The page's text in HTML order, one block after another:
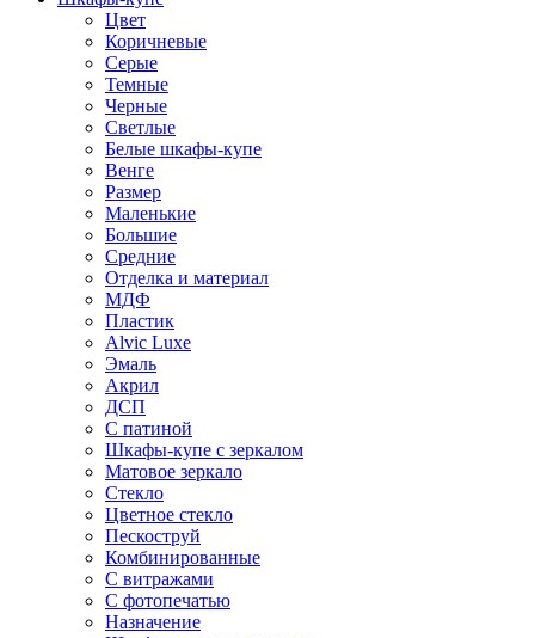
Цвет
Коричневые
Серые
Темные
Черные
Светлые
Белые шкафы-купе
Венге
Размер
Маленькие
Большие
Средние
Отделка и материал
МДФ
Пластик
Alvic Luxe
Эмаль
Акрил
ДСП
С патиной
Шкафы-купе с зеркалом
Матовое зеркало
Стекло
Цветное стекло
Пескоструй
Комбинированные
С витражами
С фотопечатью
Назначение